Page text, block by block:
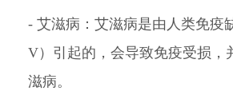
- 艾滋病：艾滋病是由人类免疫
V）引起的，会导致免疫受损，
滋病。